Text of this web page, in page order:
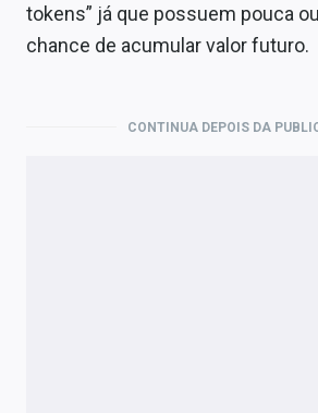
tokens” já que possuem pouca
chance de acumular valor futuro.
CONTINUA DEPOIS DA